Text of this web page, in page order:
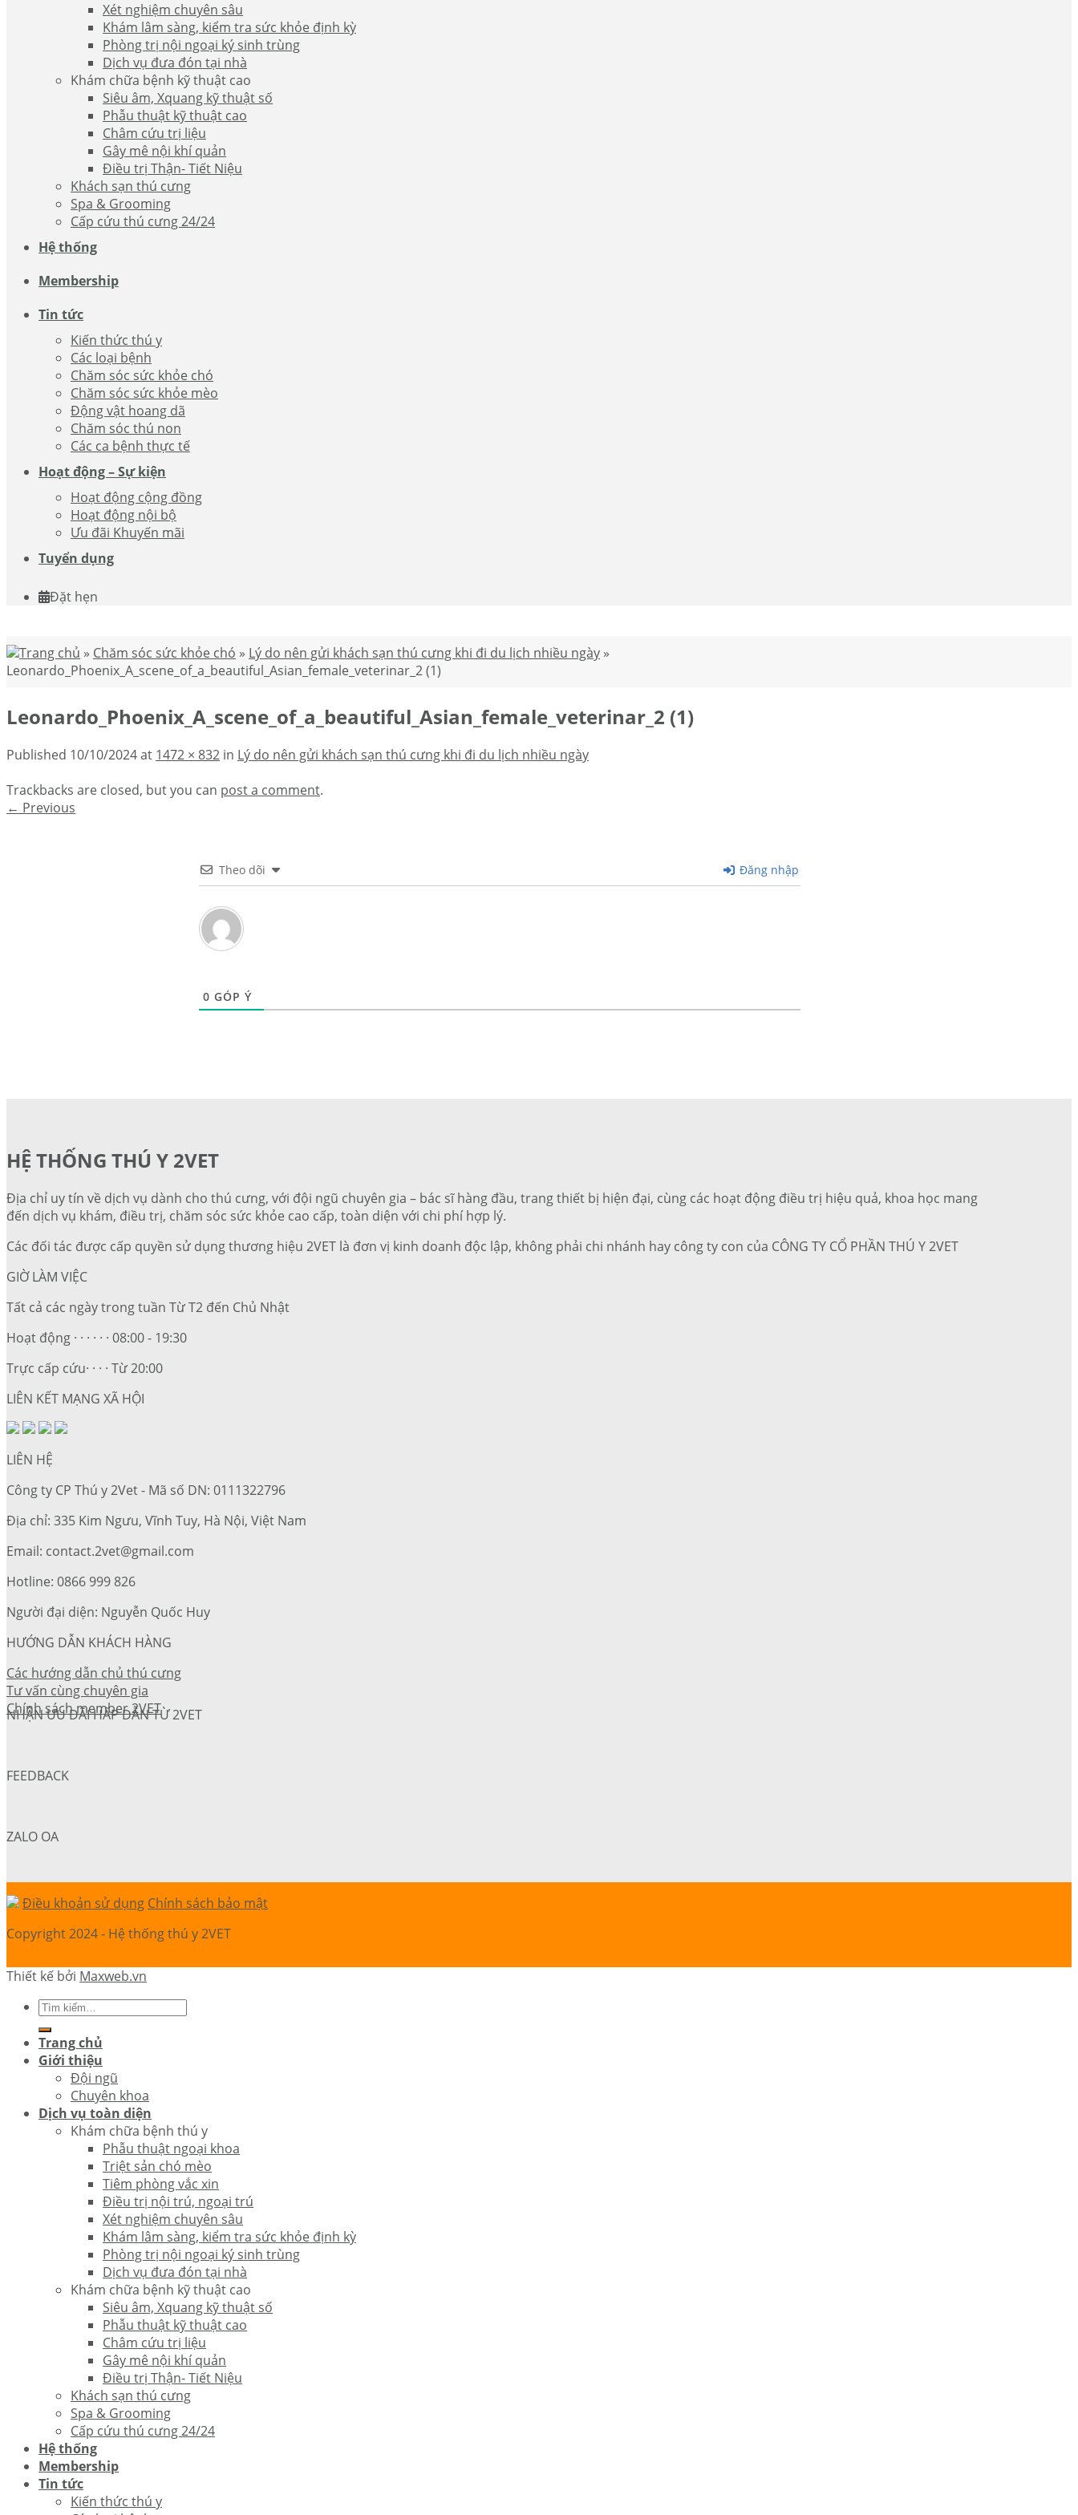
Xét nghiệm chuyên sâu
Khám lâm sàng, kiểm tra sức khỏe định kỳ
Phòng trị nội ngoại ký sinh trùng
Dịch vụ đưa đón tại nhà
Khám chữa bệnh kỹ thuật cao
Siêu âm, Xquang kỹ thuật số
Phẫu thuật kỹ thuật cao
Châm cứu trị liệu
Gây mê nội khí quản
Điều trị Thận- Tiết Niệu
Khách sạn thú cưng
Spa & Grooming
Cấp cứu thú cưng 24/24
Hệ thống
Membership
Tin tức
Kiến thức thú y
Các loại bệnh
Chăm sóc sức khỏe chó
Chăm sóc sức khỏe mèo
Động vật hoang dã
Chăm sóc thú non
Các ca bệnh thực tế
Hoạt động – Sự kiện
Hoạt động cộng đồng
Hoạt động nội bộ
Ưu đãi Khuyến mãi
Tuyển dụng
Đặt hẹn
Trang chủ » Chăm sóc sức khỏe chó » Lý do nên gửi khách sạn thú cưng khi đi du lịch nhiều ngày »
Leonardo_Phoenix_A_scene_of_a_beautiful_Asian_female_veterinar_2 (1)
Leonardo_Phoenix_A_scene_of_a_beautiful_Asian_female_veterinar_2 (1)
Published 10/10/2024at 1472 × 832 in Lý do nên gửi khách sạn thú cưng khi đi du lịch nhiều ngày
Trackbacks are closed, but you can post a comment.
← Previous
Theo dõi Đăng nhập
0 GÓP Ý
HỆ THỐNG THÚ Y 2VET
Địa chỉ uy tín về dịch vụ dành cho thú cưng, với đội ngũ chuyên gia – bác sĩ hàng đầu, trang thiết bị hiện đại, cùng các hoạt động điều trị hiệu quả, khoa học mang
đến dịch vụ khám, điều trị, chăm sóc sức khỏe cao cấp, toàn diện với chi phí hợp lý.
Các đối tác được cấp quyền sử dụng thương hiệu 2VET là đơn vị kinh doanh độc lập, không phải chi nhánh hay công ty con của CÔNG TY CỔ PHẦN THÚ Y 2VET
GIỜ LÀM VIỆC
Tất cả các ngày trong tuần Từ T2 đến Chủ Nhật
Hoạt động · · · · · · 08:00 - 19:30
Trực cấp cứu· · · · Từ 20:00
LIÊN KẾT MẠNG XÃ HỘI
LIÊN HỆ
Công ty CP Thú y 2Vet - Mã số DN: 0111322796
Địa chỉ: 335 Kim Ngưu, Vĩnh Tuy, Hà Nội, Việt Nam
Email: contact.2vet@gmail.com
Hotline: 0866 999 826
Người đại diện: Nguyễn Quốc Huy
HƯỚNG DẪN KHÁCH HÀNG
Các hướng dẫn chủ thú cưng
Tư vấn cùng chuyên gia
Chính sách member 2VET
NHẬN ƯU ĐÃI HẤP DẪN TỪ 2VET
FEEDBACK
ZALO OA
Điều khoản sử dụng Chính sách bảo mật
Copyright 2024 - Hệ thống thú y 2VET
Thiết kế bởi Maxweb.vn
Trang chủ
Giới thiệu
Đội ngũ
Chuyên khoa
Dịch vụ toàn diện
Khám chữa bệnh thú y
Phẫu thuật ngoại khoa
Triệt sản chó mèo
Tiêm phòng vắc xin
Điều trị nội trú, ngoại trú
Xét nghiệm chuyên sâu
Khám lâm sàng, kiểm tra sức khỏe định kỳ
Phòng trị nội ngoại ký sinh trùng
Dịch vụ đưa đón tại nhà
Khám chữa bệnh kỹ thuật cao
Siêu âm, Xquang kỹ thuật số
Phẫu thuật kỹ thuật cao
Châm cứu trị liệu
Gây mê nội khí quản
Điều trị Thận- Tiết Niệu
Khách sạn thú cưng
Spa & Grooming
Cấp cứu thú cưng 24/24
Hệ thống
Membership
Tin tức
Kiến thức thú y